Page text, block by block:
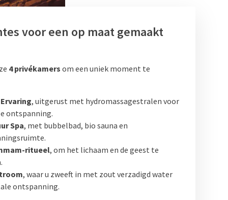
voor een op maat gemaakt
4 privékamers om een uniek moment te
, uitgerust met hydromassagestralen voor
ontspanning.
Spa, met bubbelbad, bio sauna en
ritueel, om het lichaam en de geest te
, waar u zweeft in met zout verzadigd water
ontspanning.